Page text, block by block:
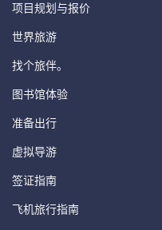
项目规划与报价
世界旅游
找个旅伴。
图书馆体验
准备出行
虚拟导游
签证指南
飞机旅行指南